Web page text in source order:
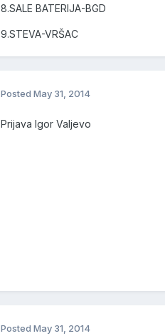
8.SALE BATERIJA-BGD
9.STEVA-VRŠAC
Posted May 31, 2014
Prijava Igor Valjevo
Posted May 31, 2014